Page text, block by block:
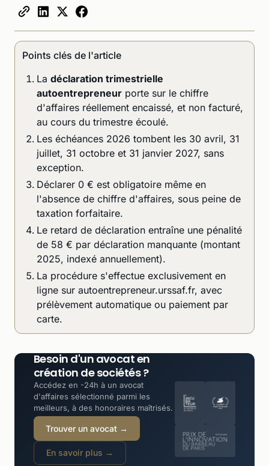
Points clés de l'article
La déclaration trimestrielle
autoentrepreneur porte sur le chiffre
d'affaires réellement encaissé, et non facturé,
au cours du trimestre écoulé.
Les échéances 2026 tombent les 30 avril, 31
juillet, 31 octobre et 31 janvier 2027, sans
exception.
Déclarer 0 € est obligatoire même en
l'absence de chiffre d'affaires, sous peine de
taxation forfaitaire.
Le retard de déclaration entraîne une pénalité
de 58 € par déclaration manquante (montant
2025, indexé annuellement).
La procédure s'effectue exclusivement en
ligne sur autoentrepreneur.urssaf.fr, avec
prélèvement automatique ou paiement par
carte.
Besoin d'un avocat en
création de sociétés ?
Accédez en -24h à un avocat
d'affaires sélectionné parmi les
meilleurs, à des honoraires maîtrisés.
Trouver un avocat →
En savoir plus →